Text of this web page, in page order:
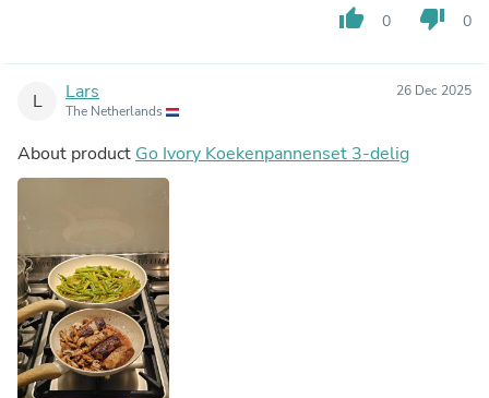
thumb_up 0 thumb_down 0
L Lars
The Netherlands
26 Dec 2025
About product Go Ivory Koekenpannenset 3-delig